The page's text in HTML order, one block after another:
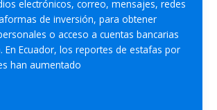
electrónicos, correo, mensajes, redes
de inversión, para obtener
o acceso a cuentas bancarias
En Ecuador, los reportes de estafas por
han aumentado